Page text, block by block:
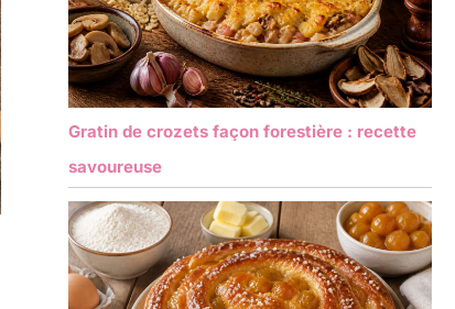
Gratin de crozets façon forestière : recette
savoureuse